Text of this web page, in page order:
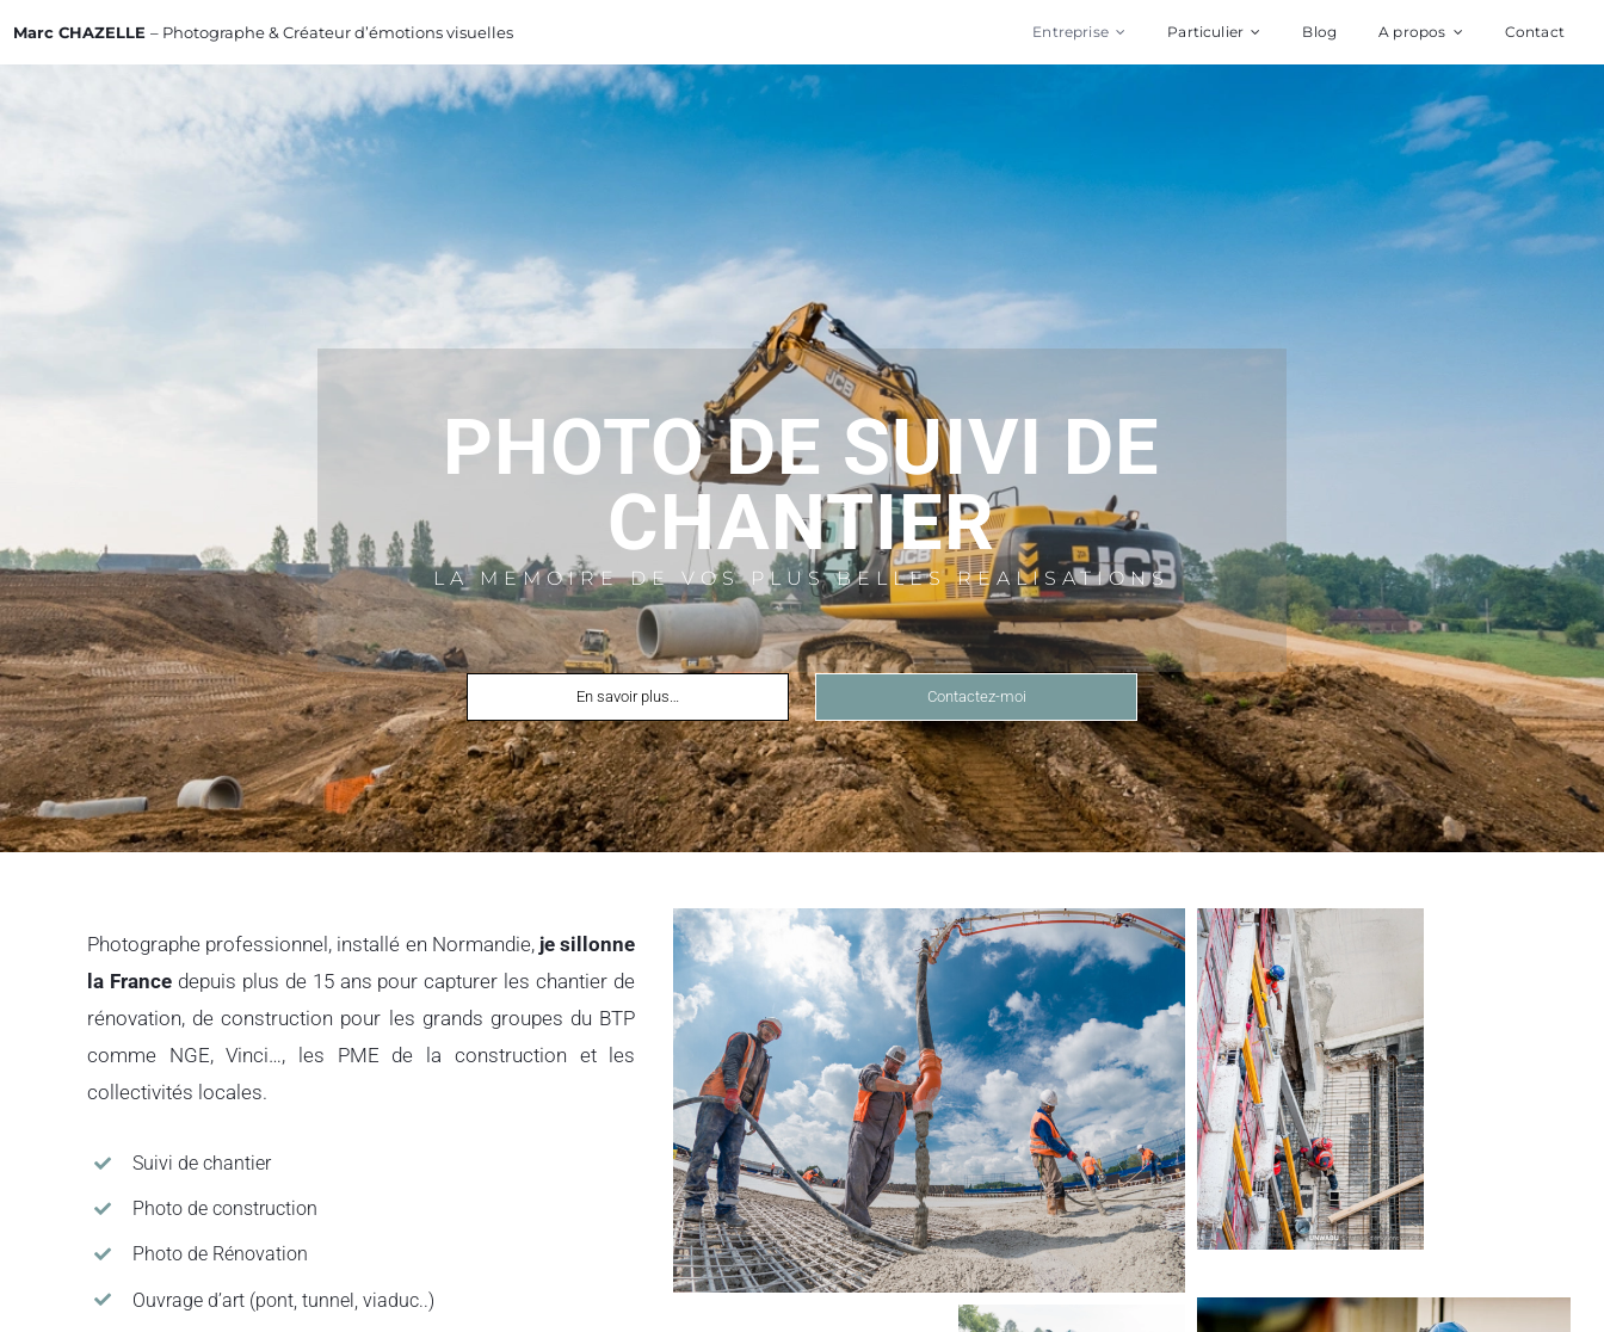
Marc CHAZELLE – Photographe & Créateur d’émotions visuelles Entreprise Particulier Blog A propos Contact
PHOTO DE SUIVI DE
CHANTIER
LA MEMOIRE DE VOS PLUS BELLES REALISATIONS
En savoir plus… Contactez-moi
Photographe professionnel, installé en Normandie,je sillonne
la France depuis plus de 15 ans pour capturer les chantier de
rénovation, de construction pour les grands groupes du BTP
comme NGE, Vinci…, les PME de la construction et les
collectivités locales.
Suivi de chantier
Photo de construction
Photo de Rénovation
Ouvrage d’art (pont, tunnel, viaduc..)